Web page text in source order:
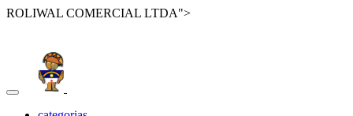
ROLIWAL COMERCIAL LTDA">
Toggle
navigation